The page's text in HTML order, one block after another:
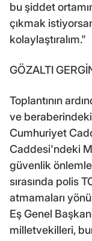
bu şiddet
çıkmak
kolaylaştıralım."
GÖZALTI
Toplantının
ve
Cumhuriyet
Caddesi'ndeki
güvenlik
sırasında polis
atmamaları
Eş Genel
milletvekilleri,